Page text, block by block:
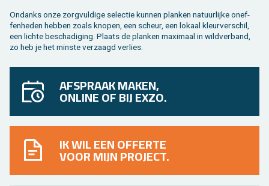
On­danks onze zorg­vul­di­ge se­lec­tie kun­nen plan­ken na­tuur­lij­ke on­ef­
fen­he­den heb­ben zoals kno­pen, een scheur, een lo­kaal kleur­ver­schil,
een lich­te be­scha­di­ging. Plaats de plan­ken maxi­maal in wild­ver­band,
zo heb je het min­ste ver­zaagd ver­lies.
AFSPRAAK MAKEN,
ONLINE OF BIJ EXZO.
IK WIL EEN OFFERTE
VOOR MIJN PROJECT.